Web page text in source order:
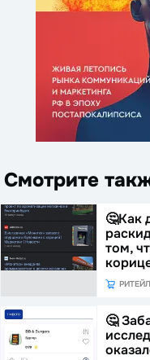
Смотрите
🤔Как
том,
РИТЕЙЛ
🤔